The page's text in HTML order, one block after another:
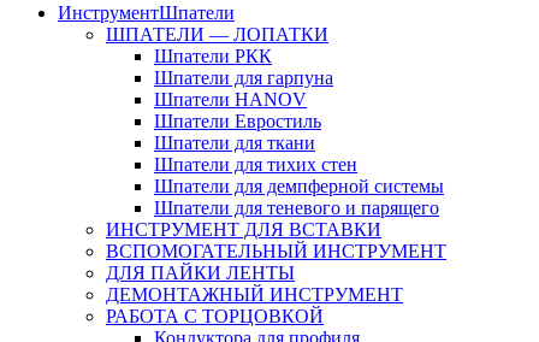
ИнструментШпатели
ШПАТЕЛИ — ЛОПАТКИ
Шпатели РКК
Шпатели для гарпуна
Шпатели HANOV
Шпатели Евростиль
Шпатели для ткани
Шпатели для тихих стен
Шпатели для демпферной системы
Шпатели для теневого и парящего
ИНСТРУМЕНТ ДЛЯ ВСТАВКИ
ВСПОМОГАТЕЛЬНЫЙ ИНСТРУМЕНТ
ДЛЯ ПАЙКИ ЛЕНТЫ
ДЕМОНТАЖНЫЙ ИНСТРУМЕНТ
РАБОТА С ТОРЦОВКОЙ
Кондуктора для профиля